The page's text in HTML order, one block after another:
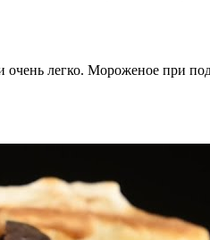
легко. Мороженое при